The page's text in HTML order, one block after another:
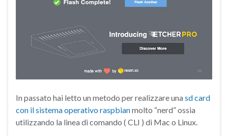
In passato hai letto un metodo per realizzare una sd card
con il sistema operativo raspbianmolto “nerd” ossia
utilizzando la linea di comando ( CLI ) di Mac o Linux.